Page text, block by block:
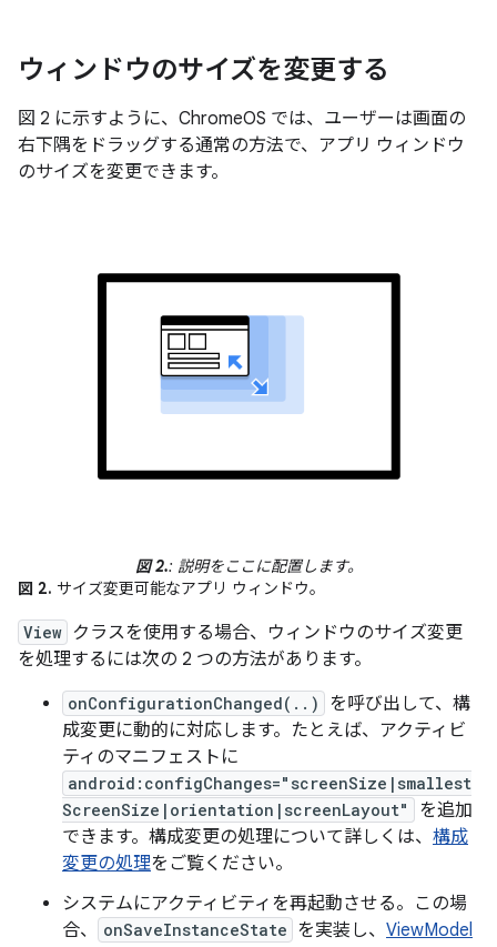
ウィンドウのサイズを変更する
図 2 に示すように、ChromeOS では、ユーザーは画面の
右下隅をドラッグする通常の方法で、アプリ ウィンドウ
のサイズを変更できます。
図 2.: 説明をここに配置します。
図 2. サイズ変更可能なアプリ ウィンドウ。
View クラスを使用する場合、ウィンドウのサイズ変更
を処理するには次の 2 つの方法があります。
onConfigurationChanged(..)
を呼び出して、構
成変更に動的に対応します。たとえば、アクティビ
ティのマニフェストに
android:configChanges="screenSize|smallest
ScreenSize|orientation|screenLayout"
を追加
できます。構成変更の処理について詳しくは、 構成
変更の処理をご覧ください。
システムにアクティビティを再起動させる。この場
合、
onSaveInstanceState を実装し、 ViewModel